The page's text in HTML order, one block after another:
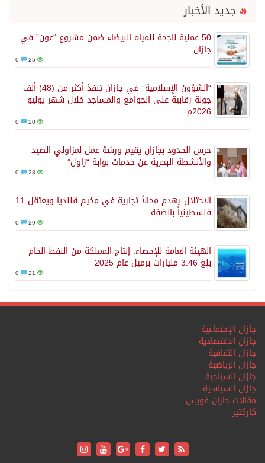
جديد الأخبار
50 عملية ناجحة للمياه البيضاء ضمن مشروع “عون” في
جازان
25
“الشؤون الإسلامية” في جازان تنفذ أكثر من (48) ألف
جولة رقابية على الجوامع والمساجد خلال شهر يوليو
2026م
20
حرس الحدود بجازان يقيم ورشة عمل لمزاولي الصيد
والأنشطة البحرية عن خدمات بوابة “زاول”
28
الاحتلال يهدم محالاً تجارية في مخيم قلنديا ويعتقل 11
فلسطينياً بالضفة
29
الهيئة العامة للإحصاء: إنتاج المملكة من النفط الخام
بلغ 3.46 مليارات برميل عام 2025
21
جازان الإجتماعية
جازان الاقتصادية
جازان الثقافية
جازان الرياضية
جازان السياحية
جازان السياسية
مقالات جازان فويس
كاركتير